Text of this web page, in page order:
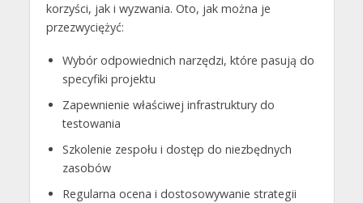
korzyści, jak i wyzwania. Oto, jak można je
przezwyciężyć:
Wybór odpowiednich narzędzi, które pasują do
specyfiki projektu
Zapewnienie właściwej infrastruktury do
testowania
Szkolenie zespołu i dostęp do niezbędnych
zasobów
Regularna ocena i dostosowywanie strategii